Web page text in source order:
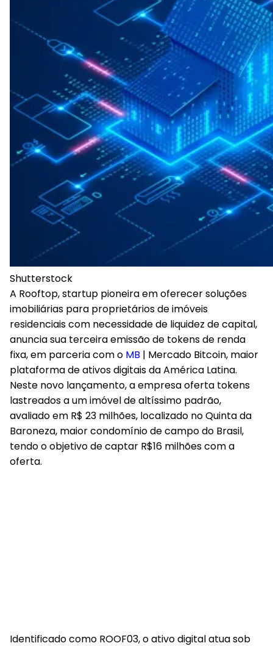
Shutterstock
A Rooftop, startup pioneira em oferecer soluções
imobiliárias para proprietários de imóveis
residenciais com necessidade de liquidez de capital,
anuncia sua terceira emissão de tokens de renda
fixa, em parceria com o MB | Mercado Bitcoin, maior
plataforma de ativos digitais da América Latina.
Neste novo lançamento, a empresa oferta tokens
lastreados a um imóvel de altíssimo padrão,
avaliado em R$ 23 milhões, localizado no Quinta da
Baroneza, maior condomínio de campo do Brasil,
tendo o objetivo de captar R$16 milhões com a
oferta.
Identificado como ROOF03, o ativo digital atua sob